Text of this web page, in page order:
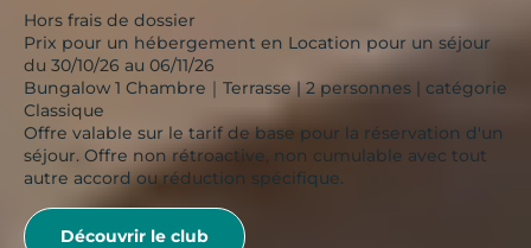
Hors frais de dossier
Prix pour un hébergement en Location pour un séjour
du 30/10/26 au 06/11/26
Bungalow 1 Chambre｜Terrasse | 2 personnes | catégorie
Classique
Offre valable sur le tarif de base pour la réservation d'un
séjour. Offre non rétroactive, non cumulable avec tout
autre accord ou réduction spécifique.
Découvrir le club